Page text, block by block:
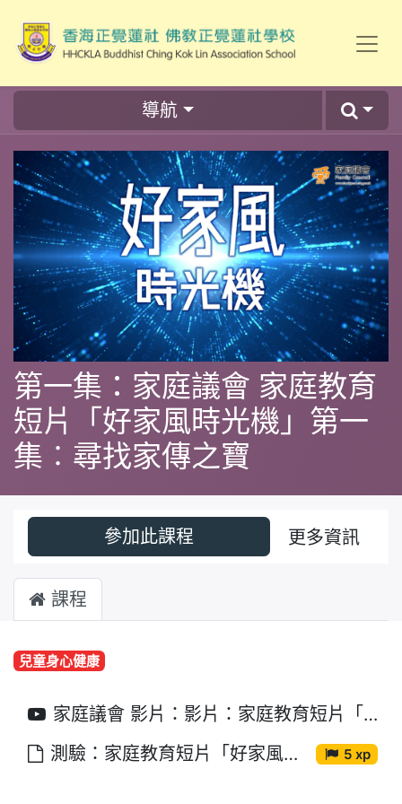
導航
第一集：家庭議會 家庭教育
短片「好家風時光機」第一
集︰尋找家傳之寶
參加此課程 更多資訊
課程
兒童身心健康
家庭議會 影片：影片：家庭教育短片「好家風時光機」第一集︰尋找家傳之寶
測驗：家庭教育短片「好家風時光機」第一集︰尋找家傳之寶
5 xp